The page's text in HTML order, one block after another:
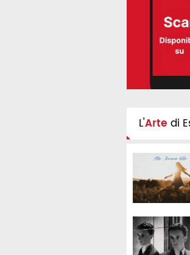
L'Arte di